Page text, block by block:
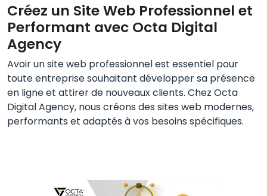
Créez un Site Web Professionnel et
Performant avec Octa Digital
Agency
Avoir un site web professionnel est essentiel pour
toute entreprise souhaitant développer sa présence
en ligne et attirer de nouveaux clients. Chez Octa
Digital Agency, nous créons des sites web modernes,
performants et adaptés à vos besoins spécifiques.